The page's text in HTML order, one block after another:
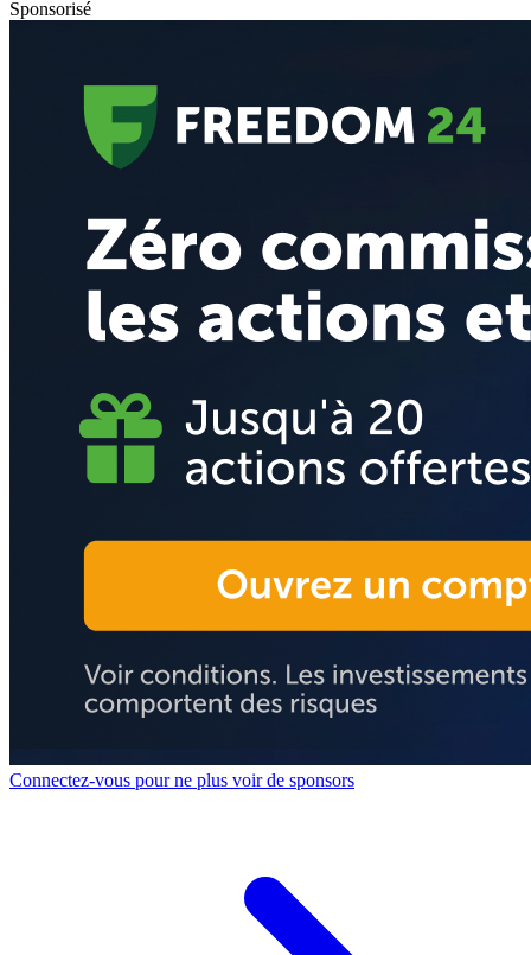
Sponsorisé
Connectez-vous pour ne plus voir de sponsors